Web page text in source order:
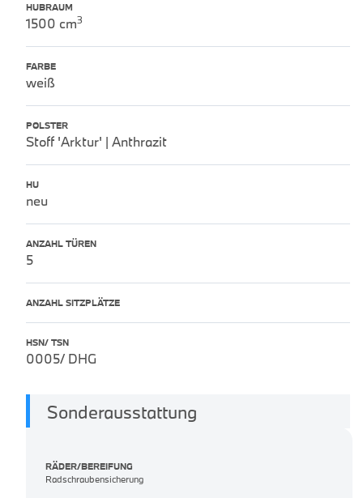
HUBRAUM
1500 cm3
FARBE
weiß
POLSTER
Stoff 'Arktur' | Anthrazit
HU
neu
ANZAHL TÜREN
5
ANZAHL SITZPLÄTZE
HSN/ TSN
0005/ DHG
Sonderausstattung
RÄDER/BEREIFUNG
Radschraubensicherung